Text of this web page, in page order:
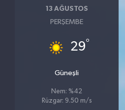
13 AĞUSTOS
PERŞEMBE
29°
Güneşli
Nem: %42
Rüzgar: 9.50 m/s